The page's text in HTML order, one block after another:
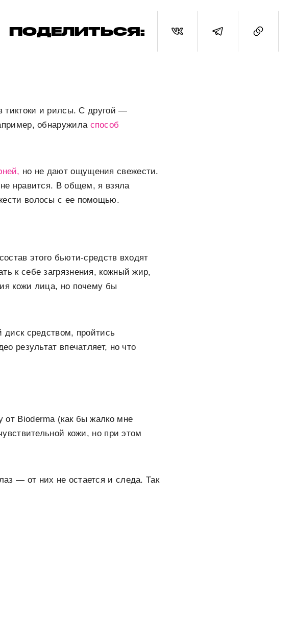
ПОДЕЛИТЬСЯ:
тиктоки и рилсы. С другой —
обнаружила способ
но не дают ощущения свежести.
нравится. В общем, я взяла
волосы с ее помощью.
этого бьюти-средств входят
к себе загрязнения, кожный жир,
кожи лица, но почему бы
средством, пройтись
результат впечатляет, но что
Bioderma (как бы жалко мне
кожи, но при этом
— от них не остается и следа. Так